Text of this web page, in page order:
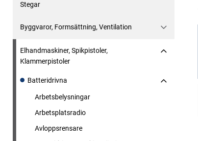
Stegar
Byggvaror, Formsättning, Ventilation
Elhandmaskiner, Spikpistoler,
Klammerpistoler
Batteridrivna
Arbetsbelysningar
Arbetsplatsradio
Avloppsrensare